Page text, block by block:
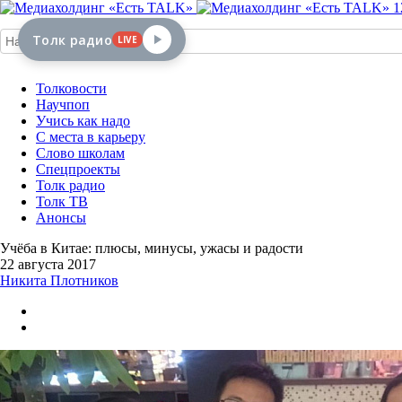
Толковости
Научпоп
Учись как надо
С места в карьеру
Слово школам
Спецпроекты
Толк радио
Толк ТВ
Анонсы
Учёба в Китае: плюсы, минусы, ужасы и радости
22 августа 2017
Никита Плотников
Толк радио LIVE